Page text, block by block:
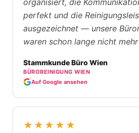
organisiert, die
perfekt und die
ausgezeichnet — unsere
waren schon lange nicht
Stammkunde Büro Wien
BÜROREINIGUNG WIEN
Auf Google ansehen
★★★★★